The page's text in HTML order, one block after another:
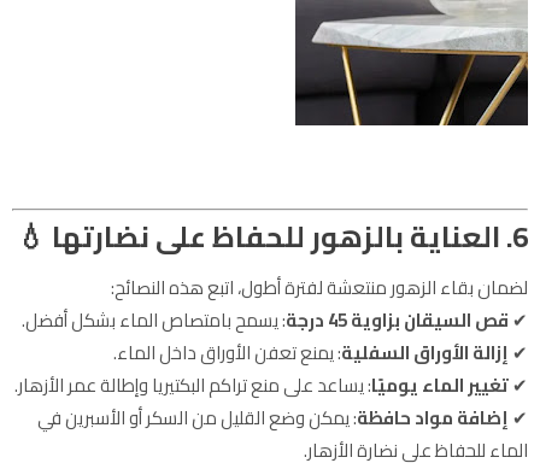
6. العناية بالزهور للحفاظ على نضارتها 💧
لضمان بقاء الزهور منتعشة لفترة أطول، اتبع هذه النصائح:
✔قص السيقان بزاوية 45 درجة
: يسمح بامتصاص الماء بشكل أفضل.
✔إزالة الأوراق السفلية: يمنع تعفن الأوراق داخل الماء.
✔تغيير الماء يوميًا: يساعد على منع تراكم البكتيريا وإطالة عمر الأزهار.
✔إضافة مواد حافظة: يمكن وضع القليل من السكر أو الأسبرين في
الماء للحفاظ على نضارة الأزهار.